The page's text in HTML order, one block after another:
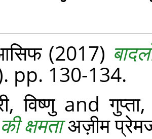
(2017)
pp. 130-134.
विष्णुand
क्षमताअज़ीम